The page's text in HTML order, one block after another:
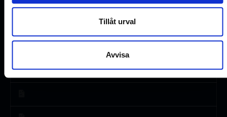
Tillåt urval
Avvisa